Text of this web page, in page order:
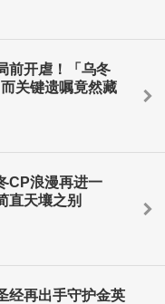
前开虐！「乌冬
关键遗嘱竟然藏
CP浪漫再进一
直天壤之别
经再出手守护金英